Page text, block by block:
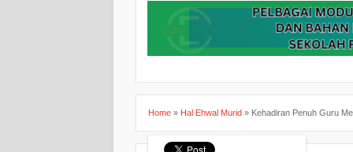
Home » Hal Ehwal Murid » Kehadiran Penuh Guru